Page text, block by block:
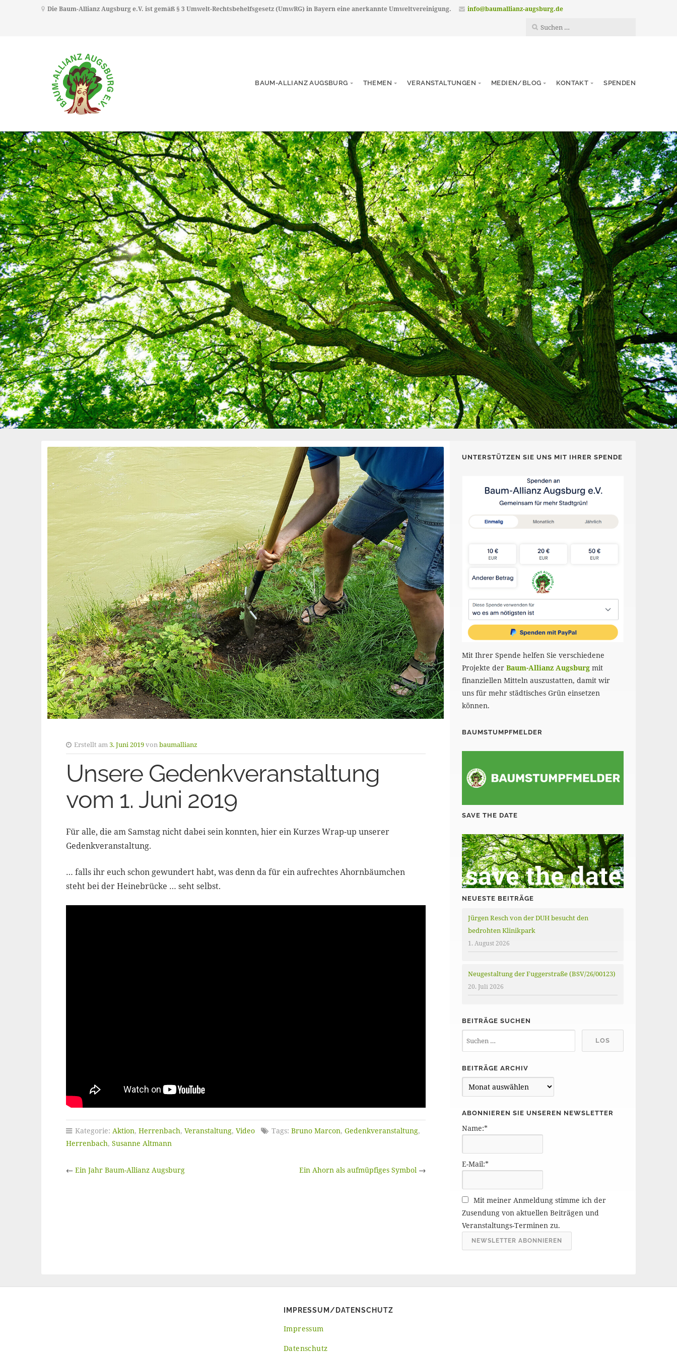
Die Baum-Allianz Augsburg e.V. ist gemäß § 3 Umwelt-Rechtsbehelfsgesetz (UmwRG) in Bayern eine anerkannte Umweltvereinigung. info@baumallianz-augsburg.de
BAUM-ALLIANZ AUGSBURG THEMEN VERANSTALTUNGEN MEDIEN/BLOG KONTAKT SPENDEN
Erstellt am3. Juni 2019vonbaumallianz
Unsere Gedenkveranstaltung
vom 1. Juni 2019
Für alle, die am Samstag nicht dabei sein konnten, hier ein Kurzes Wrap-up unserer
Gedenkveranstaltung.
… falls ihr euch schon gewundert habt, was denn da für ein aufrechtes Ahornbäumchen
steht bei der Heinebrücke … seht selbst.
Kategorie: Aktion, Herrenbach, Veranstaltung, Video Tags: Bruno Marcon, Gedenkveranstaltung,
Herrenbach, Susanne Altmann
← Ein Jahr Baum-Allianz Augsburg Ein Ahorn als aufmüpfiges Symbol→
UNTERSTÜTZEN SIE UNS MIT IHRER SPENDE
Mit Ihrer Spende helfen Sie verschiedene
Projekte derBaum-Allianz Augsburg mit
finanziellen Mitteln auszustatten, damit wir
uns für mehr städtisches Grün einsetzen
können.
BAUMSTUMPFMELDER
SAVE THE DATE
NEUESTE BEITRÄGE
Jürgen Resch von der DUH besucht den
bedrohten Klinikpark
1. August 2026
Neugestaltung der Fuggerstraße (BSV/26/00123)
20. Juli 2026
BEITRÄGE SUCHEN
BEITRÄGE ARCHIV
e
r
e
r
c
h
i
ABONNIEREN SIE UNSEREN NEWSLETTER
Name:*
E-Mail:*
Mit meiner Anmeldung stimme ich der
Zusendung von aktuellen Beiträgen und
Veranstaltungs-Terminen zu.
IMPRESSUM/DATENSCHUTZ
Impressum
Datenschutz